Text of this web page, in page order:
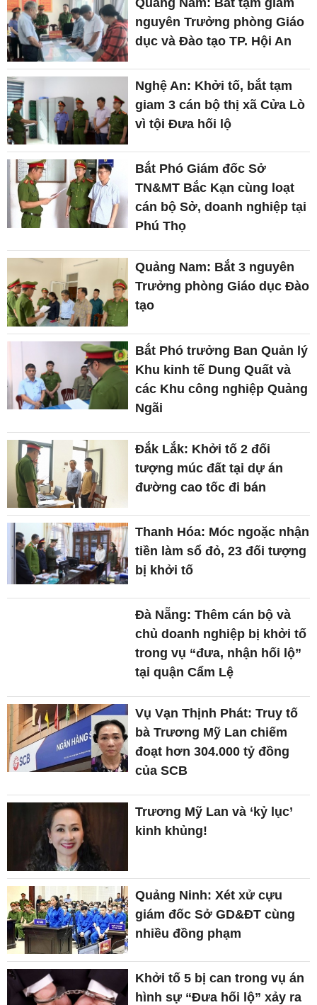
nguyên Trưởng phòng Giáo
dục và Đào tạo TP. Hội An
Nghệ An: Khởi tố, bắt tạm
giam 3 cán bộ thị xã Cửa Lò
vì tội Đưa hối lộ
Bắt Phó Giám đốc Sở
TN&MT Bắc Kạn cùng loạt
cán bộ Sở, doanh nghiệp tại
Phú Thọ
Quảng Nam: Bắt 3 nguyên
Trưởng phòng Giáo dục Đào
tạo
Bắt Phó trưởng Ban Quản lý
Khu kinh tế Dung Quất và
các Khu công nghiệp Quảng
Ngãi
Đắk Lắk: Khởi tố 2 đối
tượng múc đất tại dự án
đường cao tốc đi bán
Thanh Hóa: Móc ngoặc nhận
tiền làm sổ đỏ, 23 đối tượng
bị khởi tố
Đà Nẵng: Thêm cán bộ và
chủ doanh nghiệp bị khởi tố
trong vụ “đưa, nhận hối lộ”
tại quận Cẩm Lệ
Vụ Vạn Thịnh Phát: Truy tố
bà Trương Mỹ Lan chiếm
đoạt hơn 304.000 tỷ đồng
của SCB
Trương Mỹ Lan và ‘kỷ lục’
kinh khủng!
Quảng Ninh: Xét xử cựu
giám đốc Sở GD&ĐT cùng
nhiều đồng phạm
Khởi tố 5 bị can trong vụ án
hình sự “Đưa hối lộ” xảy ra